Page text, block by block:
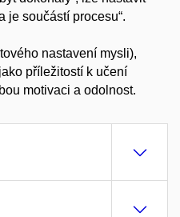
je součástí procesu“.
nastavení mysli),
příležitostí k učení
motivaci a odolnost.